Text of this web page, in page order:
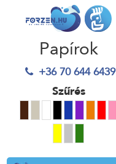
Papírok
+36 70 644 6439
Szűrés